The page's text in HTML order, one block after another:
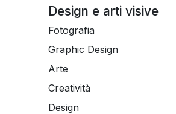
Design e arti visive
Fotografia
Graphic Design
Arte
Creatività
Design